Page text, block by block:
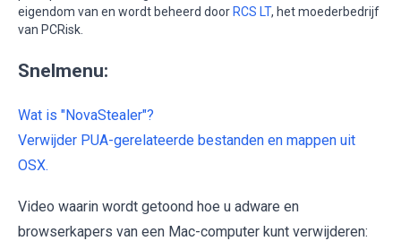
eigendom van en wordt beheerd door RCS LT, het moederbedrijf
van PCRisk.
Snelmenu:
Wat is "NovaStealer"?
Verwijder PUA-gerelateerde bestanden en mappen uit
OSX.
Video waarin wordt getoond hoe u adware en
browserkapers van een Mac-computer kunt verwijderen: